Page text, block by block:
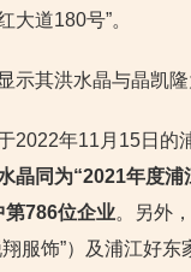
大道180号”。
示其洪水晶与晶凯隆
2022年11月15日的
晶同为“2021年度
第786位企业。另外
服饰”）及浦江好东